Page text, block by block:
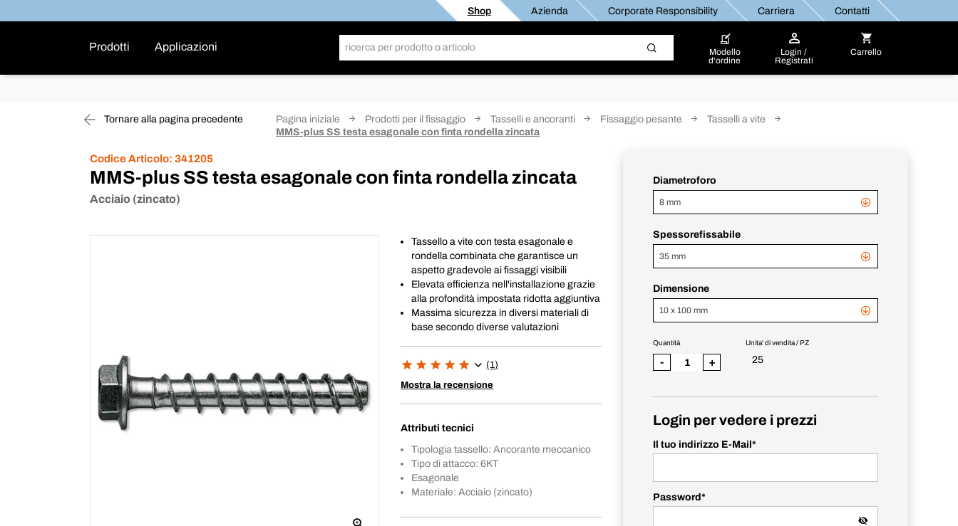
Shop Azienda Corporate Responsibility Carriera Contatti
Prodotti Applicazioni
Modello
d'ordine
Login /
Registrati
Carrello
Tornare alla pagina precedente Pagina iniziale Prodotti per il fissaggio Tasselli e ancoranti Fissaggio pesante
Tasselli a vite
MMS-plus SS testa esagonale con finta rondella zincata
Codice Articolo: 341205
MMS-plus SS testa esagonale con finta rondella zincata
Acciaio (zincato)
Tassello a vite con testa esagonale e
rondella combinata che garantisce un
aspetto gradevole ai fissaggi visibili
Elevata efficienza nell'installazione grazie
alla profondità impostata ridotta aggiuntiva
Massima sicurezza in diversi materiali di
base secondo diverse valutazioni
(1)
Mostra la recensione
Attributi tecnici
Tipologia tassello: Ancorante meccanico
Tipo di attacco: 6KT
Esagonale
Materiale: Acciaio (zincato)
Diametroforo
8 mm
Spessorefissabile
35 mm
Dimensione
10 x 100 mm
Unita' di vendita / PZ
25
Quantità
- +
Login per vedere i prezzi
Il tuo indirizzo E-Mail *
Password *